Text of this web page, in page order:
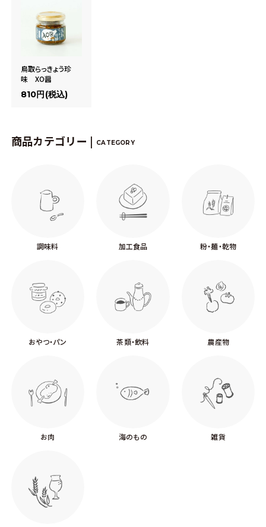
鳥取らっきょう珍
味 XO醤
810円(税込)
商品カテゴリー | CATEGORY
調味料 加工食品 粉・麺・乾物
おやつ・パン 茶類・飲料 農産物
お肉 海のもの 雑貨